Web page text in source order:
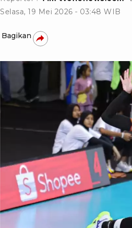
Selasa, 19 Mei 2026 - 03:48 WIB
Bagikan